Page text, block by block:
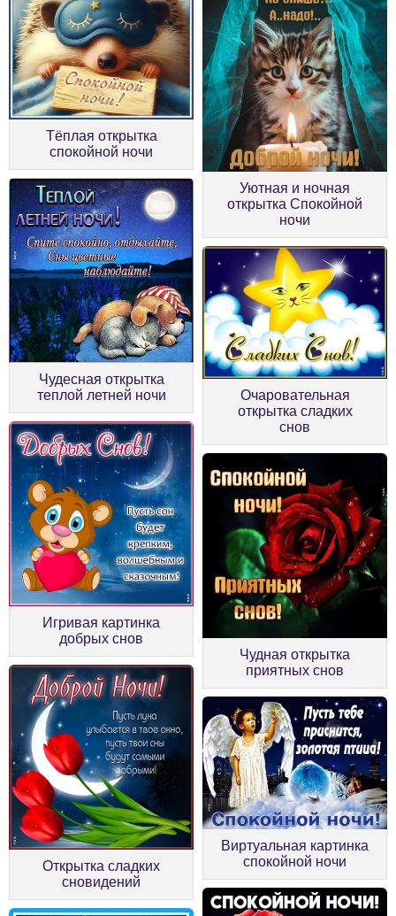
Тёплая открытка
спокойной ночи
Уютная и ночная
открытка Спокойной
ночи
Чудесная открытка
теплой летней ночи
Очаровательная
открытка сладких
снов
Игривая картинка
добрых снов
Чудная открытка
приятных снов
Открытка сладких
сновидений
Виртуальная картинка
спокойной ночи